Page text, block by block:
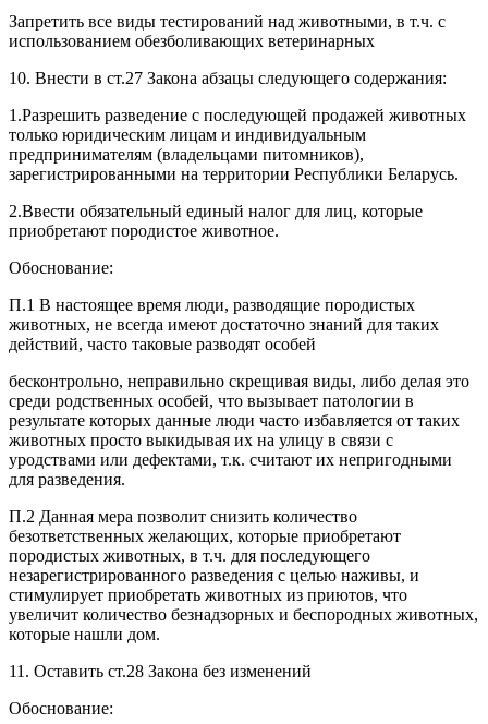
Запретить все виды тестирований над животными, в т.ч. с
использованием обезболивающих ветеринарных
10. Внести в ст.27 Закона абзацы следующего содержания:
1.Разрешить разведение с последующей продажей животных
только юридическим лицам и индивидуальным
предпринимателям (владельцами питомников),
зарегистрированными на территории Республики Беларусь.
2.Ввести обязательный единый налог для лиц, которые
приобретают породистое животное.
Обоснование:
П.1 В настоящее время люди, разводящие породистых
животных, не всегда имеют достаточно знаний для таких
действий, часто таковые разводят особей
бесконтрольно, неправильно скрещивая виды, либо делая это
среди родственных особей, что вызывает патологии в
результате которых данные люди часто избавляется от таких
животных просто выкидывая их на улицу в связи с
уродствами или дефектами, т.к. считают их непригодными
для разведения.
П.2 Данная мера позволит снизить количество
безответственных желающих, которые приобретают
породистых животных, в т.ч. для последующего
незарегистрированного разведения с целью наживы, и
стимулирует приобретать животных из приютов, что
увеличит количество безнадзорных и беспородных животных,
которые нашли дом.
11. Оставить ст.28 Закона без изменений
Обоснование: